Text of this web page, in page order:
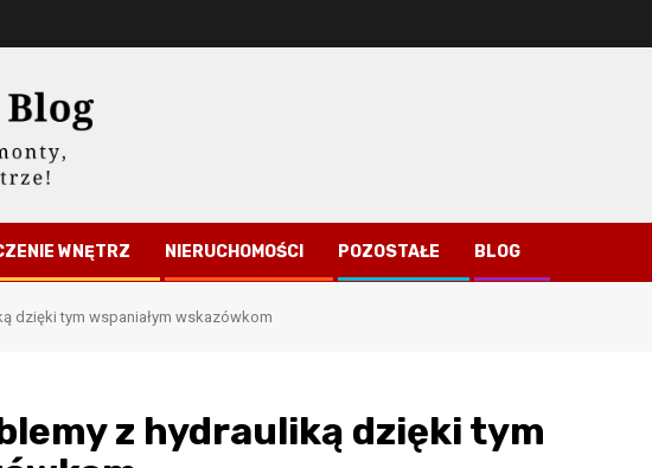
WNĘTRZ NIERUCHOMOŚCI POZOSTAŁE BLOG
dzięki tym wspaniałym wskazówkom
z hydrauliką dzięki tym